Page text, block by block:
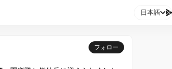
日本語
フォロー